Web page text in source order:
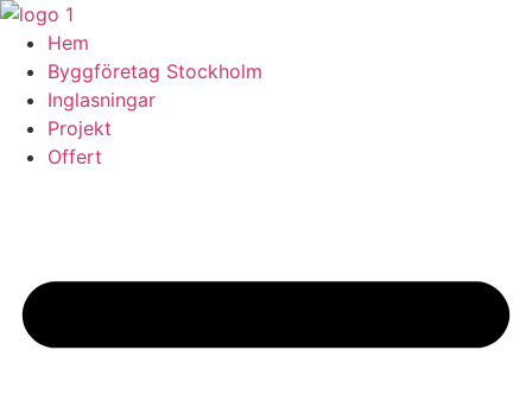
Skip
content
Hem
Byggföretag Stockholm
Inglasningar
Projekt
Offert